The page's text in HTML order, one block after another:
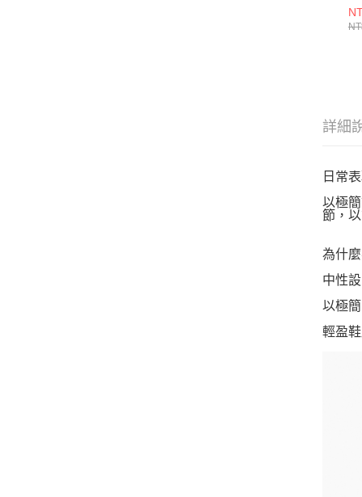
詳細
日常
以極
節，
為什
中性
以極
輕盈